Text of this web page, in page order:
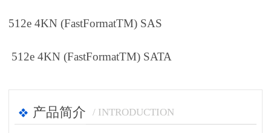
512e 4KN (FastFormatTM) SAS
512e 4KN (FastFormatTM) SATA
产品简介 / INTRODUCTION